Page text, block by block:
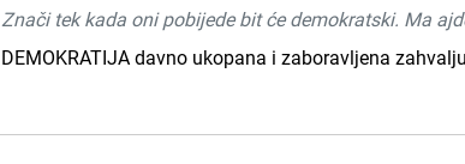
Znači tek kada oni pobijede bit će demokratski. Ma
DEMOKRATIJA davno ukopana i zaboravljena